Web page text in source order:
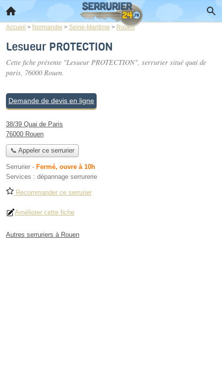
Accueil > Normandie > Seine-Maritime > Rouen
Lesueur PROTECTION
Cette fiche présente "Lesueur PROTECTION", serrurier situé quai de
paris, 76000 Rouen.
Demande de devis en ligne
38/39 Quai de Paris
76000 Rouen
📞 Appeler ce serrurier
Serrurier - Fermé, ouvre à 10h
Services : dépannage serrurerie
Recommander ce serrurier
Améliorer cette fiche
Autres serruriers à Rouen